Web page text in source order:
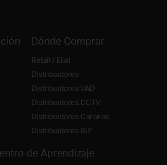
Dónde Comprar
Retail / Etail
Distribuidores
Distribuidores VAD
Distribuidores CCTV
Distribuidores Canarias
Distribuidores ISP
de Aprendizaje